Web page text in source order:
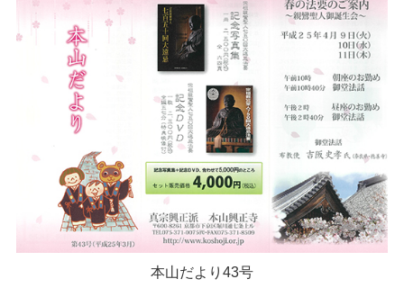
本山だより43号